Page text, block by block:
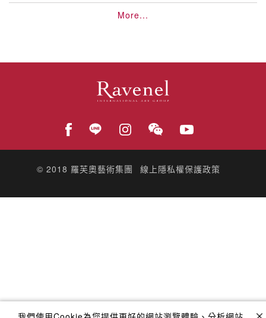
More...
© 2018 羅芙奧藝術集團 線上隱私權保護政策